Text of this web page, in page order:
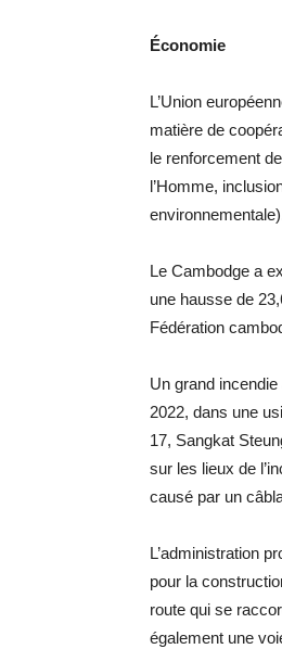
Économie
L’Union
matière de
le renforcement
l’Homme,
Le Cambodge a
une hausse de
Fédération
Un grand
2022, dans une
17, Sangkat
sur les lieux de
causé par un
L’administration
pour la
route qui se
également une